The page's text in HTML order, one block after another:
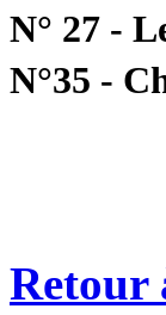
N° 27 -
N°35 -
Retour